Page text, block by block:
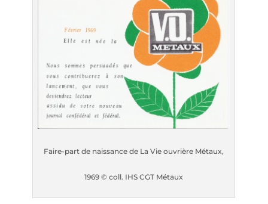
Faire-part de naissance de La Vie ouvrière Métaux,
1969 © coll. IHS CGT Métaux